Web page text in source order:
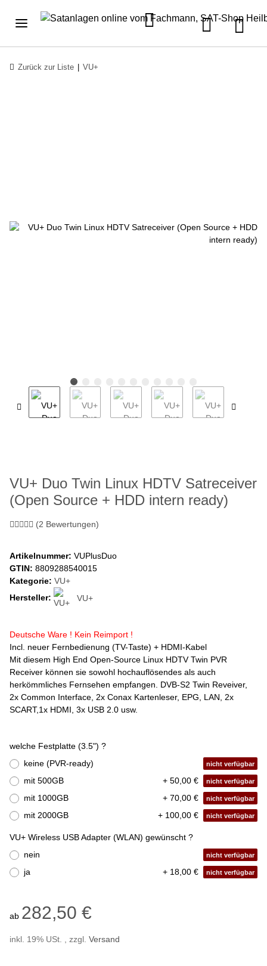
Zurück zur Liste VU+
VU+ Duo Twin Linux HDTV Satreceiver
(Open Source + HDD intern ready)
(2 Bewertungen)
Artikelnummer: VUPlusDuo
GTIN: 8809288540015
Kategorie: VU+
Hersteller:
VU+
Deutsche Ware ! Kein Reimport !
Incl. neuer Fernbedienung (TV-Taste) + HDMI-Kabel
Mit diesem High End Open-Source Linux HDTV Twin PVR
Receiver können sie sowohl hochauflösendes als auch
herkömmliches Fernsehen empfangen. DVB-S2 Twin Reveiver,
2x Common Interface, 2x Conax Kartenleser, EPG, LAN, 2x
SCART,1x HDMI, 3x USB 2.0 usw.
welche Festplatte (3.5") ?
keine (PVR-ready)
nicht verfügbar
mit 500GB + 50,00 € nicht verfügbar
mit 1000GB + 70,00 € nicht verfügbar
mit 2000GB + 100,00 € nicht verfügbar
VU+ Wireless USB Adapter (WLAN) gewünscht ?
nein
nicht verfügbar
ja + 18,00 € nicht verfügbar
ab 282,50 €
inkl. 19% USt. , zzgl. Versand